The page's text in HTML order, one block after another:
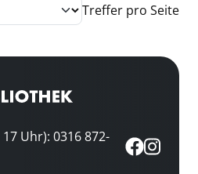
Treffer pro Seite
Uhr): 0316 872-